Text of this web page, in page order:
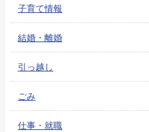
子育て情報
結婚・離婚
引っ越し
ごみ
仕事・就職